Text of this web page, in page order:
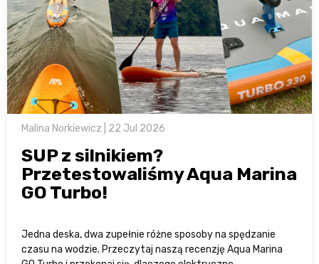
Malina Norkiewicz | 22 Jul 2026
SUP z silnikiem?
Przetestowaliśmy Aqua Marina
GO Turbo!
Jedna deska, dwa zupełnie różne sposoby na spędzanie
czasu na wodzie. Przeczytaj naszą recenzję Aqua Marina